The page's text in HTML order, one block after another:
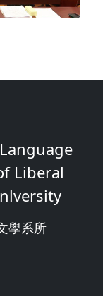
Liberal
學系所